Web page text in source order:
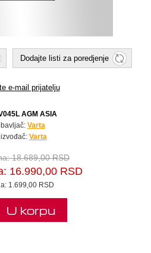
Dodajte listi za poredjenje
e-mail prijatelju
AGM ASIA
Varta
Varta
18.689,00 RSD
16.990,00 RSD
1.699,00 RSD
U korpu